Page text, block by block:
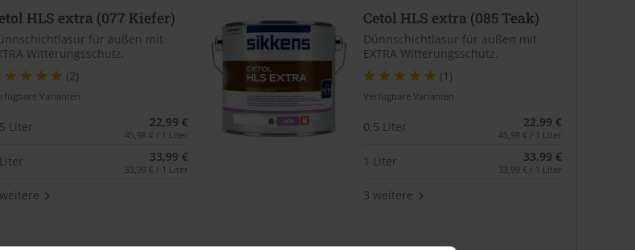
HLS extra (077 Kiefer)
für außen mit
Witterungsschutz.
(2)
Varianten
Liter 22,99 €
45,98 € / 1 Liter
33,99 €
33,99 € / 1 Liter
Cetol HLS extra (085 Teak)
Dünnschichtlasur für außen mit
EXTRA Witterungsschutz.
(1)
Verfügbare Varianten
0,5 Liter 22,99 €
45,98 € / 1 Liter
1 Liter 33,99 €
33,99 € / 1 Liter
3 weitere